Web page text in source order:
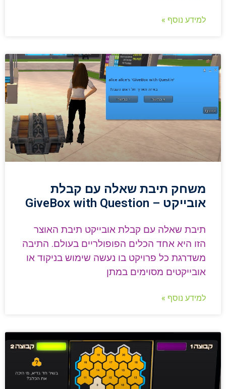
למידע נוסף »
משחק תיבת שאלה עם קבלת
אובייקט – GiveBox with Question
תיבת שאלה עם קבלת אובייקט תיבת האוצר
הזו היא אחד הכלים הפופולריים בעולם. התיבה
משדרגת כל פרויקט בו נעשה שימוש בניקוד או
אובייקטים מסוימים במתן
למידע נוסף »